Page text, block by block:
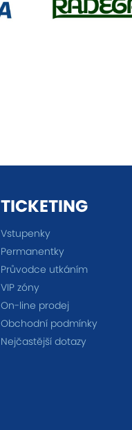
TICKETING
Vstupenky
Permanentky
Průvodce utkáním
VIP zóny
On-line prodej
Obchodní podmínky
Nejčastější dotazy